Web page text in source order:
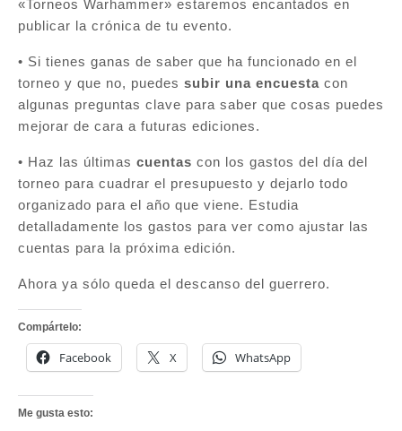
«Torneos Warhammer» estaremos encantados en
publicar la crónica de tu evento.
• Si tienes ganas de saber que ha funcionado en el
torneo y que no, puedes subir una encuesta con
algunas preguntas clave para saber que cosas puedes
mejorar de cara a futuras ediciones.
• Haz las últimas cuentas con los gastos del día del
torneo para cuadrar el presupuesto y dejarlo todo
organizado para el año que viene. Estudia
detalladamente los gastos para ver como ajustar las
cuentas para la próxima edición.
Ahora ya sólo queda el descanso del guerrero.
Compártelo:
Facebook X WhatsApp
Me gusta esto: